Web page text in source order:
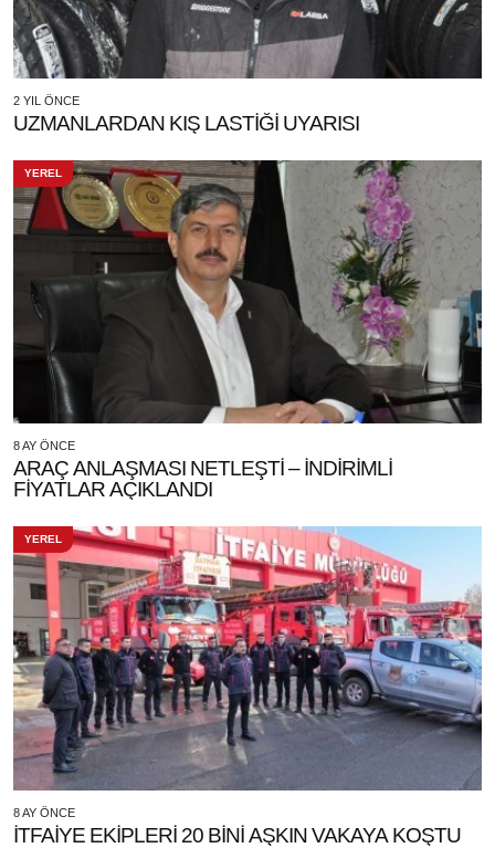
2 YIL ÖNCE
UZMANLARDAN KIŞ LASTİĞİ UYARISI
YEREL
8 AY ÖNCE
ARAÇ ANLAŞMASI NETLEŞTİ – İNDİRİMLİ
FİYATLAR AÇIKLANDI
YEREL
8 AY ÖNCE
İTFAİYE EKİPLERİ 20 BİNİ AŞKIN VAKAYA KOŞTU